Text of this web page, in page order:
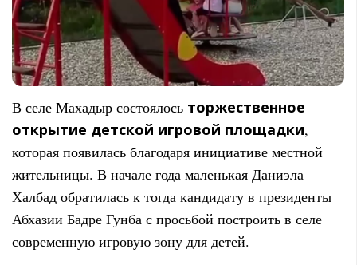
В селе Махадыр состоялось торжественное
открытие детской игровой площадки,
которая появилась благодаря инициативе местной
жительницы. В начале года маленькая Даниэла
Халбад обратилась к тогда кандидату в президенты
Абхазии Бадре Гунба с просьбой построить в селе
современную игровую зону для детей.